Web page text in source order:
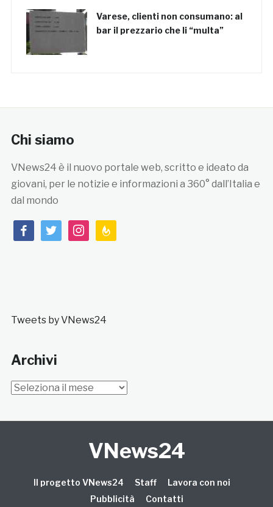
Varese, clienti non consumano: al
bar il prezzario che li “multa”
Chi siamo
VNews24 è il nuovo portale web, scritto e ideato da
giovani, per le notizie e informazioni a 360° dall’Italia e
dal mondo
facebooktwitterinstagramfeedburner
Tweets by VNews24
Archivi
Archivi
VNews24
Il progetto VNews24 Staff
Lavora con noi
Pubblicità
Contatti